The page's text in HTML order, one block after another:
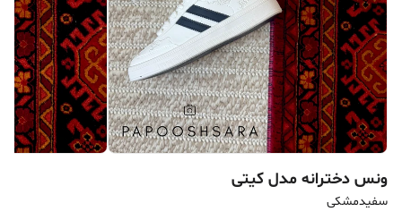
ونس دخترانه مدل کیتی
سفیدمشکی